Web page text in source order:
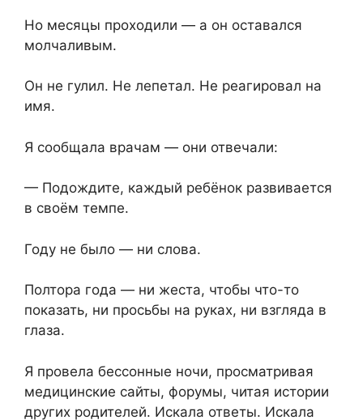
Но месяцы проходили — а он оставался
молчаливым.
Он не гулил. Не лепетал. Не реагировал на
имя.
Я сообщала врачам — они отвечали:
— Подождите, каждый ребёнок развивается
в своём темпе.
Году не было — ни слова.
Полтора года — ни жеста, чтобы что-то
показать, ни просьбы на руках, ни взгляда в
глаза.
Я провела бессонные ночи, просматривая
медицинские сайты, форумы, читая истории
других родителей. Искала ответы. Искала